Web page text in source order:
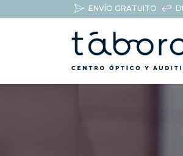
ENVÍO GRATUITO